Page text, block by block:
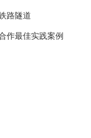
路隧道
作最佳实践案例